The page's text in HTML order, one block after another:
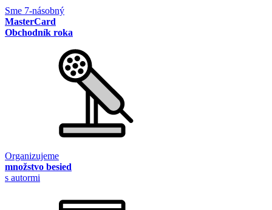
Sme 7-násobný
MasterCard
Obchodník roka
Organizujeme
množstvo besied
s autormi